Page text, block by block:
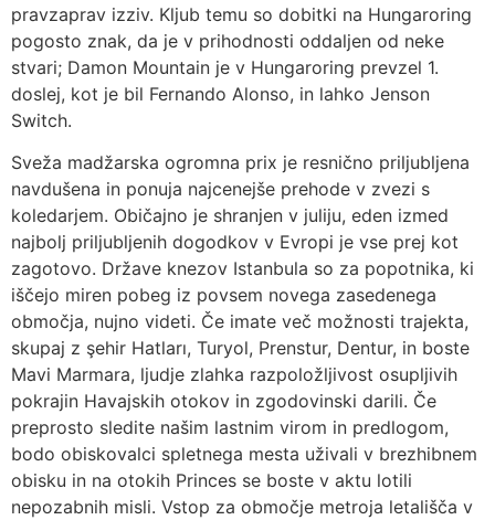
pravzaprav izziv. Kljub temu so dobitki na Hungaroring
pogosto znak, da je v prihodnosti oddaljen od neke
stvari; Damon Mountain je v Hungaroring prevzel 1.
doslej, kot je bil Fernando Alonso, in lahko Jenson
Switch.
Sveža madžarska ogromna prix je resnično priljubljena
navdušena in ponuja najcenejše prehode v zvezi s
koledarjem. Običajno je shranjen v juliju, eden izmed
najbolj priljubljenih dogodkov v Evropi je vse prej kot
zagotovo. Države knezov Istanbula so za popotnika, ki
iščejo miren pobeg iz povsem novega zasedenega
območja, nujno videti. Če imate več možnosti trajekta,
skupaj z şehir Hatları, Turyol, Prenstur, Dentur, in boste
Mavi Marmara, ljudje zlahka razpoložljivost osupljivih
pokrajin Havajskih otokov in zgodovinski darili. Če
preprosto sledite našim lastnim virom in predlogom,
bodo obiskovalci spletnega mesta uživali v brezhibnem
obisku in na otokih Princes se boste v aktu lotili
nepozabnih misli. Vstop za območje metroja letališča v